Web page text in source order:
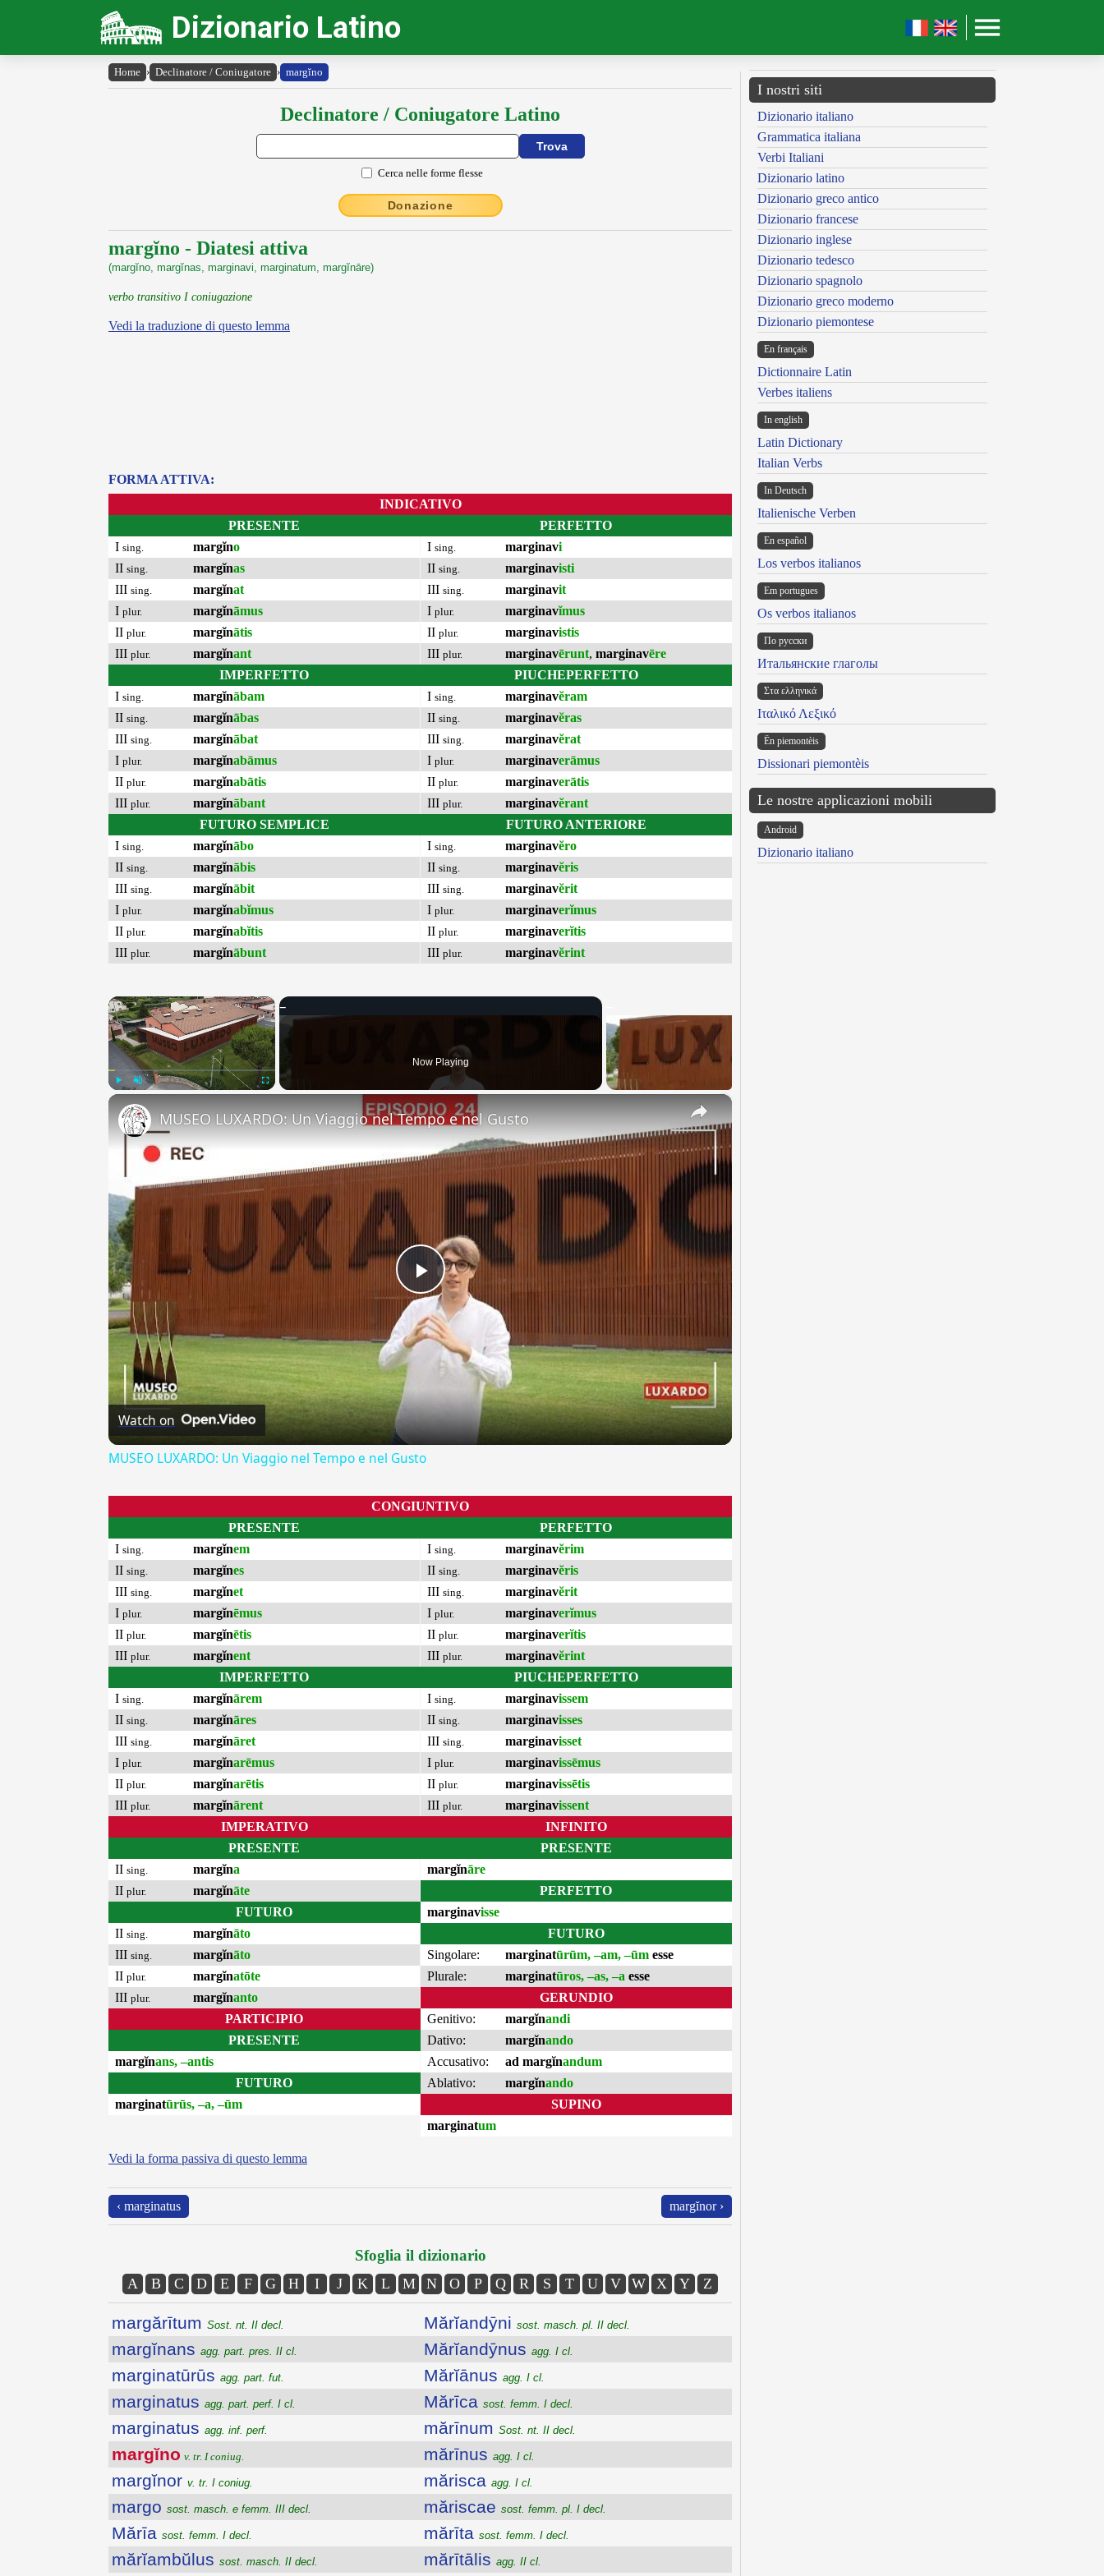
Dizionario Latino
Home › Declinatore / Coniugatore › margĭno
Declinatore / Coniugatore Latino
Cerca nelle forme flesse
Donazione
margĭno - Diatesi attiva
(margĭno, margĭnas, marginavi, marginatum, margĭnāre)
verbo transitivo I coniugazione
Vedi la traduzione di questo lemma
FORMA ATTIVA:
INDICATIVO
PRESENTE
I sing. margĭno
II sing. margĭnas
III sing. margĭnat
I plur. margĭnāmus
II plur. margĭnātis
III plur. margĭnant
IMPERFETTO
I sing. margĭnābam
II sing. margĭnābas
III sing. margĭnābat
I plur. margĭnabāmus
II plur. margĭnabātis
III plur. margĭnābant
FUTURO SEMPLICE
I sing. margĭnābo
II sing. margĭnābis
III sing. margĭnābit
I plur. margĭnabĭmus
II plur. margĭnabĭtis
III plur. margĭnābunt
PERFETTO
I sing. marginavi
II sing. marginavisti
III sing. marginavit
I plur. marginavĭmus
II plur. marginavistis
III plur. marginavērunt, marginavēre
PIUCHEPERFETTO
I sing. marginavĕram
II sing. marginavĕras
III sing. marginavĕrat
I plur. marginaverāmus
II plur. marginaverātis
III plur. marginavĕrant
FUTURO ANTERIORE
I sing. marginavĕro
II sing. marginavĕris
III sing. marginavĕrit
I plur. marginaverĭmus
II plur. marginaverĭtis
III plur. marginavĕrint
×
Now Playing
×
Play
Video
MUSEO LUXARDO: Un Viaggio nel Tempo e nel Gusto
Watch on
MUSEO LUXARDO: Un Viaggio nel Tempo e nel Gusto
CONGIUNTIVO
PRESENTE
I sing. margĭnem
II sing. margĭnes
III sing. margĭnet
I plur. margĭnēmus
II plur. margĭnētis
III plur. margĭnent
IMPERFETTO
I sing. margĭnārem
II sing. margĭnāres
III sing. margĭnāret
I plur. margĭnarēmus
II plur. margĭnarētis
III plur. margĭnārent
PERFETTO
I sing. marginavĕrim
II sing. marginavĕris
III sing. marginavĕrit
I plur. marginaverĭmus
II plur. marginaverĭtis
III plur. marginavĕrint
PIUCHEPERFETTO
I sing. marginavissem
II sing. marginavisses
III sing. marginavisset
I plur. marginavissēmus
II plur. marginavissētis
III plur. marginavissent
IMPERATIVO
PRESENTE
II sing. margĭna
II plur. margĭnāte
FUTURO
II sing. margĭnāto
III sing. margĭnāto
II plur. margĭnatōte
III plur. margĭnanto
PARTICIPIO
PRESENTE
margĭnans, –antis
FUTURO
marginatūrūs, –a, –ūm
INFINITO
PRESENTE
margĭnāre
PERFETTO
marginavisse
FUTURO
Singolare:
marginatūrūm, –am, –ūm esse
Plurale:
marginatūros, –as, –a esse
GERUNDIO
Genitivo:
margĭnandi
Dativo:
margĭnando
Accusativo:
ad margĭnandum
Ablativo:
margĭnando
SUPINO
marginatum
Vedi la forma passiva di questo lemma
‹ marginatus margĭnor ›
Sfoglia il dizionario
A B C D E F G H I J K L M N O P Q R S T U V W X Y Z
margărītum Sost. nt. II decl.
margĭnans agg. part. pres. II cl.
marginatūrūs agg. part. fut.
marginatus agg. part. perf. I cl.
marginatus agg. inf. perf.
margĭno v. tr. I coniug.
margĭnor v. tr. I coniug.
margo sost. masch. e femm. III decl.
Mărīa sost. femm. I decl.
mărĭambŭlus sost. masch. II decl.
Mărĭandȳni sost. masch. pl. II decl.
Mărĭandȳnus agg. I cl.
Mărĭānus agg. I cl.
Mărīca sost. femm. I decl.
mărīnum Sost. nt. II decl.
mărīnus agg. I cl.
mărisca agg. I cl.
măriscae sost. femm. pl. I decl.
mărīta sost. femm. I decl.
mărītālis agg. II cl.
I nostri siti
Dizionario italiano
Grammatica italiana
Verbi Italiani
Dizionario latino
Dizionario greco antico
Dizionario francese
Dizionario inglese
Dizionario tedesco
Dizionario spagnolo
Dizionario greco moderno
Dizionario piemontese
En français
Dictionnaire Latin
Verbes italiens
In english
Latin Dictionary
Italian Verbs
In Deutsch
Italienische Verben
En español
Los verbos italianos
Em portugues
Os verbos italianos
По русски
Итальянские глаголы
Στα ελληνικά
Ιταλικό Λεξικό
Ën piemontèis
Dissionari piemontèis
Le nostre applicazioni mobili
Android
Dizionario italiano